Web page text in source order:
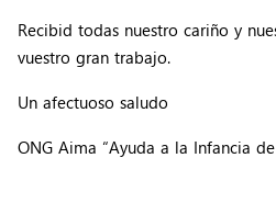
Recibid todas nuestro cariño y
vuestro gran trabajo.
Un afectuoso saludo
ONG Aima “Ayuda a la Infancia